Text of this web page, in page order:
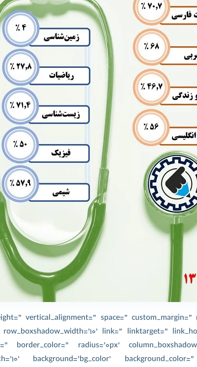
vertical_alignment=” space=” custom_margin=”
link=” linktarget=”
border_color=” radius=’0px’
background=’bg_color’